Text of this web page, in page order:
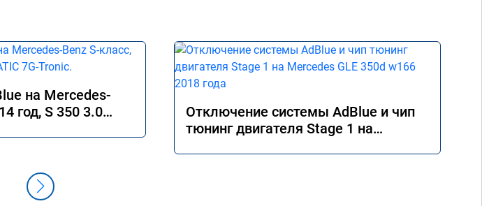
на Mercedes-
год, S 350 3.0
Отключение системы AdBlue и чип
тюнинг двигателя Stage 1 на